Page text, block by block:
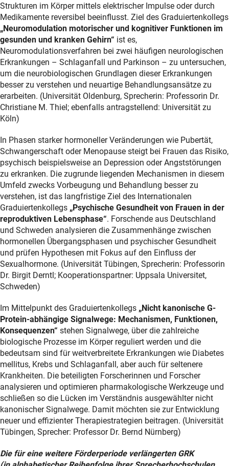
Strukturen im Körper mittels elektrischer Impulse oder durch
Medikamente reversibel beeinflusst. Ziel des Graduiertenkollegs
„Neuromodulation motorischer und kognitiver Funktionen im
gesunden und kranken Gehirn“ ist es,
Neuromodulationsverfahren bei zwei häufigen neurologischen
Erkrankungen – Schlaganfall und Parkinson – zu untersuchen,
um die neurobiologischen Grundlagen dieser Erkrankungen
besser zu verstehen und neuartige Behandlungsansätze zu
erarbeiten. (Universität Oldenburg, Sprecherin: Professorin Dr.
Christiane M. Thiel; ebenfalls antragstellend: Universität zu
Köln)
In Phasen starker hormoneller Veränderungen wie Pubertät,
Schwangerschaft oder Menopause steigt bei Frauen das Risiko,
psychisch beispielsweise an Depression oder Angststörungen
zu erkranken. Die zugrunde liegenden Mechanismen in diesem
Umfeld zwecks Vorbeugung und Behandlung besser zu
verstehen, ist das langfristige Ziel des Internationalen
Graduiertenkollegs „Psychische Gesundheit von Frauen in der
reproduktiven Lebensphase“. Forschende aus Deutschland
und Schweden analysieren die Zusammenhänge zwischen
hormonellen Übergangsphasen und psychischer Gesundheit
und prüfen Hypothesen mit Fokus auf den Einfluss der
Sexualhormone. (Universität Tübingen, Sprecherin: Professorin
Dr. Birgit Derntl; Kooperationspartner: Uppsala Universitet,
Schweden)
Im Mittelpunkt des Graduiertenkollegs „Nicht kanonische G-
Protein-abhängige Signalwege: Mechanismen, Funktionen,
Konsequenzen“ stehen Signalwege, über die zahlreiche
biologische Prozesse im Körper reguliert werden und die
bedeutsam sind für weitverbreitete Erkrankungen wie Diabetes
mellitus, Krebs und Schlaganfall, aber auch für seltenere
Krankheiten. Die beteiligten Forscherinnen und Forscher
analysieren und optimieren pharmakologische Werkzeuge und
schließen so die Lücken im Verständnis ausgewählter nicht
kanonischer Signalwege. Damit möchten sie zur Entwicklung
neuer und effizienter Therapiestrategien beitragen. (Universität
Tübingen, Sprecher: Professor Dr. Bernd Nürnberg)
Die für eine weitere Förderperiode verlängerten GRK